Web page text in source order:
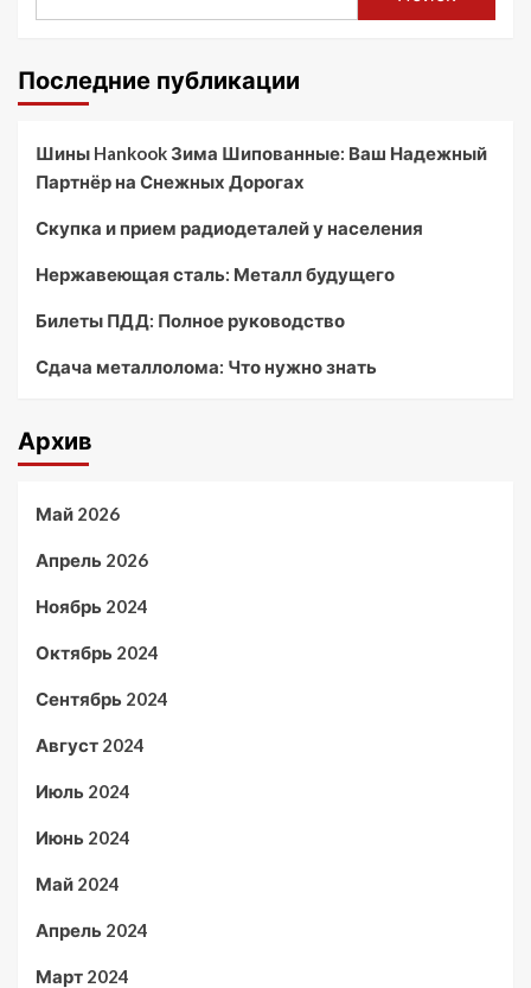
Последние публикации
Шины Hankook Зима Шипованные: Ваш Надежный
Партнёр на Снежных Дорогах
Скупка и прием радиодеталей у населения
Нержавеющая сталь: Металл будущего
Билеты ПДД: Полное руководство
Сдача металлолома: Что нужно знать
Архив
Май 2026
Апрель 2026
Ноябрь 2024
Октябрь 2024
Сентябрь 2024
Август 2024
Июль 2024
Июнь 2024
Май 2024
Апрель 2024
Март 2024